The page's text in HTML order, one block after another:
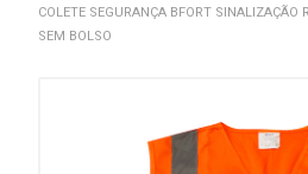
COLETE SEGURANÇA BFORT SINALIZAÇÃO
SEM BOLSO